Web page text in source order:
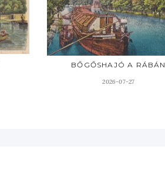
BŐGŐSHAJÓ A RÁBÁN
2026-07-27